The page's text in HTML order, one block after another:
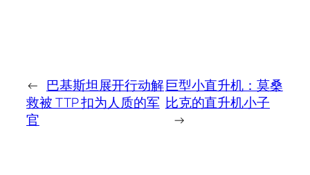
← 巴基斯坦展开行动解
救被 TTP 扣为人质的军
官
巨型小直升机：莫桑
比克的直升机小子
→